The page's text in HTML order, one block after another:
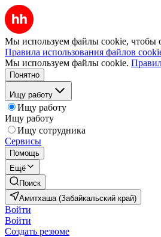
Мы используем файлы cookie, чтобы
Правила использования файлов
Мы используем файлы cookie.
Понятно
Ищу работу
Ищу работу
Ищу работу
Ищу сотрудника
Сервисы
Помощь
Ещё
Поиск
Амитхаша (Забайкальский край)
Войти
Войти
Создать резюме